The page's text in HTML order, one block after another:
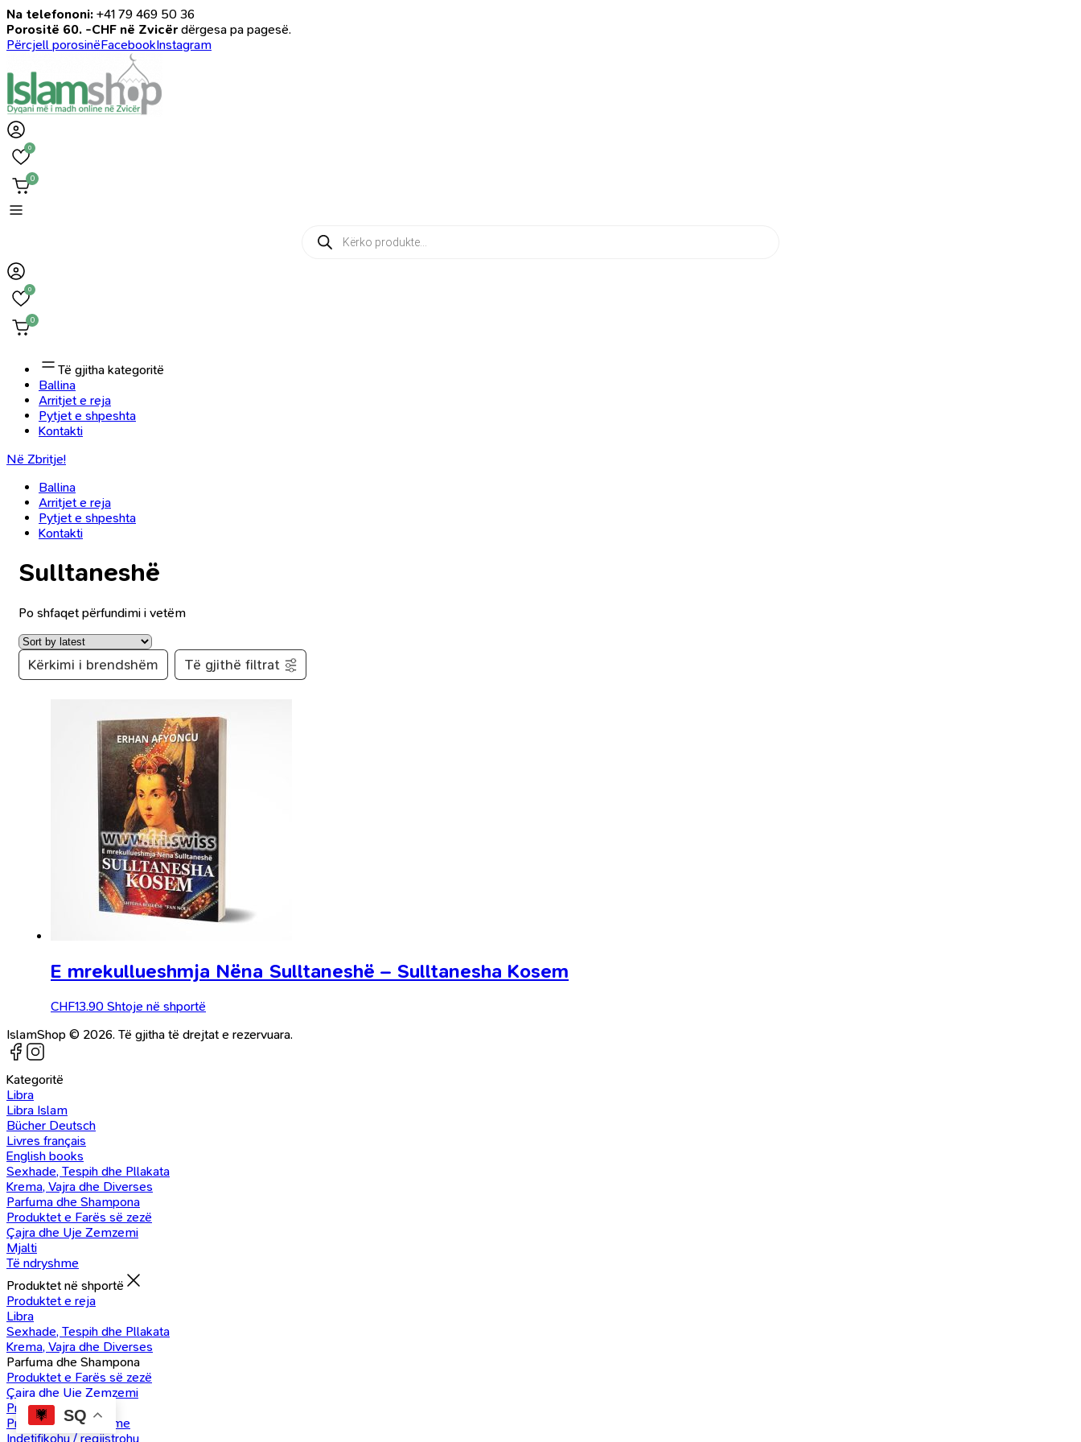
Na telefononi: +41 79 469 50 36
Porositë 60. -CHF në Zvicër dërgesa pa pagesë.
Përcjell porosinëFacebookInstagram
0
0
Products
search
0
0
Të gjitha kategoritë
Ballina
Arritjet e reja
Pytjet e shpeshta
Kontakti
Në Zbritje!
Ballina
Arritjet e reja
Pytjet e shpeshta
Kontakti
Sulltaneshë
Po shfaqet përfundimi i vetëm
Kërkimi i brendshëm Të gjithë filtrat
E mrekullueshmja Nëna Sulltaneshë – Sulltanesha Kosem
CHF13.90 Shtoje në shportë
IslamShop © 2026. Të gjitha të drejtat e rezervuara.
SQ
Kategoritë
Libra
Libra Islam
Bücher Deutsch
Livres français
English books
Sexhade, Tespih dhe Pllakata
Krema, Vajra dhe Diverses
Parfuma dhe Shampona
Produktet e Farës së zezë
Çajra dhe Uje Zemzemi
Mjalti
Të ndryshme
Produktet në shportë
Produktet e reja
Libra
Sexhade, Tespih dhe Pllakata
Krema, Vajra dhe Diverses
Parfuma dhe Shampona
Produktet e Farës së zezë
Çajra dhe Uje Zemzemi
Produkte Mjalti
Produkte të ndryshme
Indetifikohu / regjistrohu